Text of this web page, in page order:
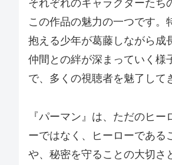
それぞれのキャラクターたち
この作品の魅力の一つです。
抱える少年が葛藤しながら成
仲間との絆が深まっていく様
で、多くの視聴者を魅了して
『パーマン』は、ただのヒー
ーではなく、ヒーローである
や、秘密を守ることの大切さ